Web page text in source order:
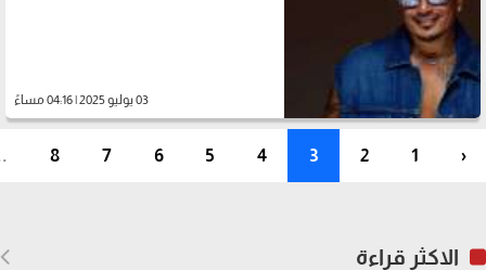
03 يوليو 2025 | 04:16 مساءً
‹
1
2
3
4
5
6
7
8
الاكثر قراءة